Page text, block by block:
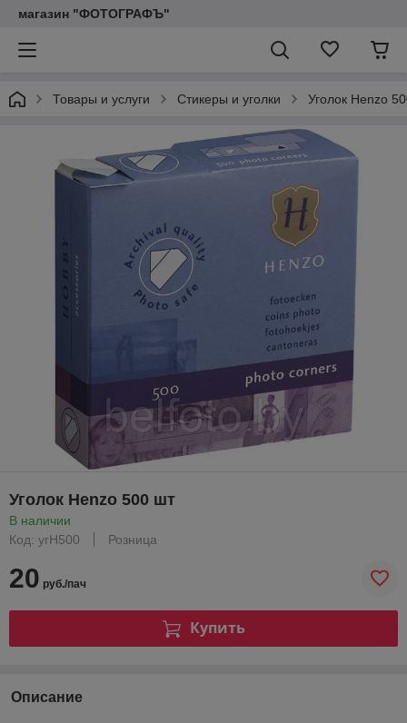
магазин "ФОТОГРАФЪ"
Товары и услуги Стикеры и уголки Уголок Henzo
Уголок Henzo 500 шт
В наличии
Код: угН500
Розница
20 руб./пач
Купить
Описание